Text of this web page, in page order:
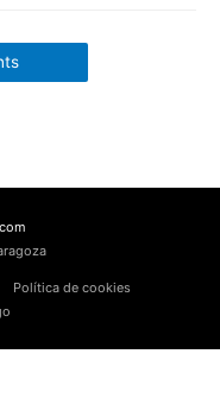
Política de cookies